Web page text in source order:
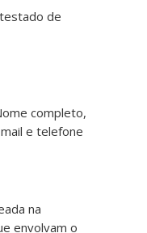
de
completo,
e telefone
na
envolvam o